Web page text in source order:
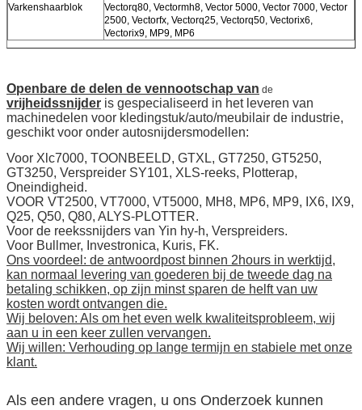
Varkenshaarblok
Vectorq80, Vectormh8, Vector 5000, Vector 7000, Vector
2500, Vectorfx, Vectorq25, Vectorq50, Vectorix6,
Vectorix9, MP9, MP6
Openbare de delen de vennootschap van de
vrijheidssnijder is gespecialiseerd in het leveren van
machinedelen voor kledingstuk/auto/meubilair de industrie,
geschikt voor onder autosnijdersmodellen:
Voor Xlc7000, TOONBEELD, GTXL, GT7250, GT5250,
GT3250, Verspreider SY101, XLS-reeks, Plotterap,
Oneindigheid.
VOOR VT2500, VT7000, VT5000, MH8, MP6, MP9, IX6, IX9,
Q25, Q50, Q80, ALYS-PLOTTER.
Voor de reekssnijders van Yin hy-h, Verspreiders.
Voor Bullmer, Investronica, Kuris, FK.
Ons voordeel: de antwoordpost binnen 2hours in werktijd,
kan normaal levering van goederen bij de tweede dag na
betaling schikken, op zijn minst sparen de helft van uw
kosten wordt ontvangen die.
Wij beloven: Als om het even welk kwaliteitsprobleem, wij
aan u in een keer zullen vervangen.
Wij willen: Verhouding op lange termijn en stabiele met onze
klant.
Als een andere vragen, u ons Onderzoek kunnen